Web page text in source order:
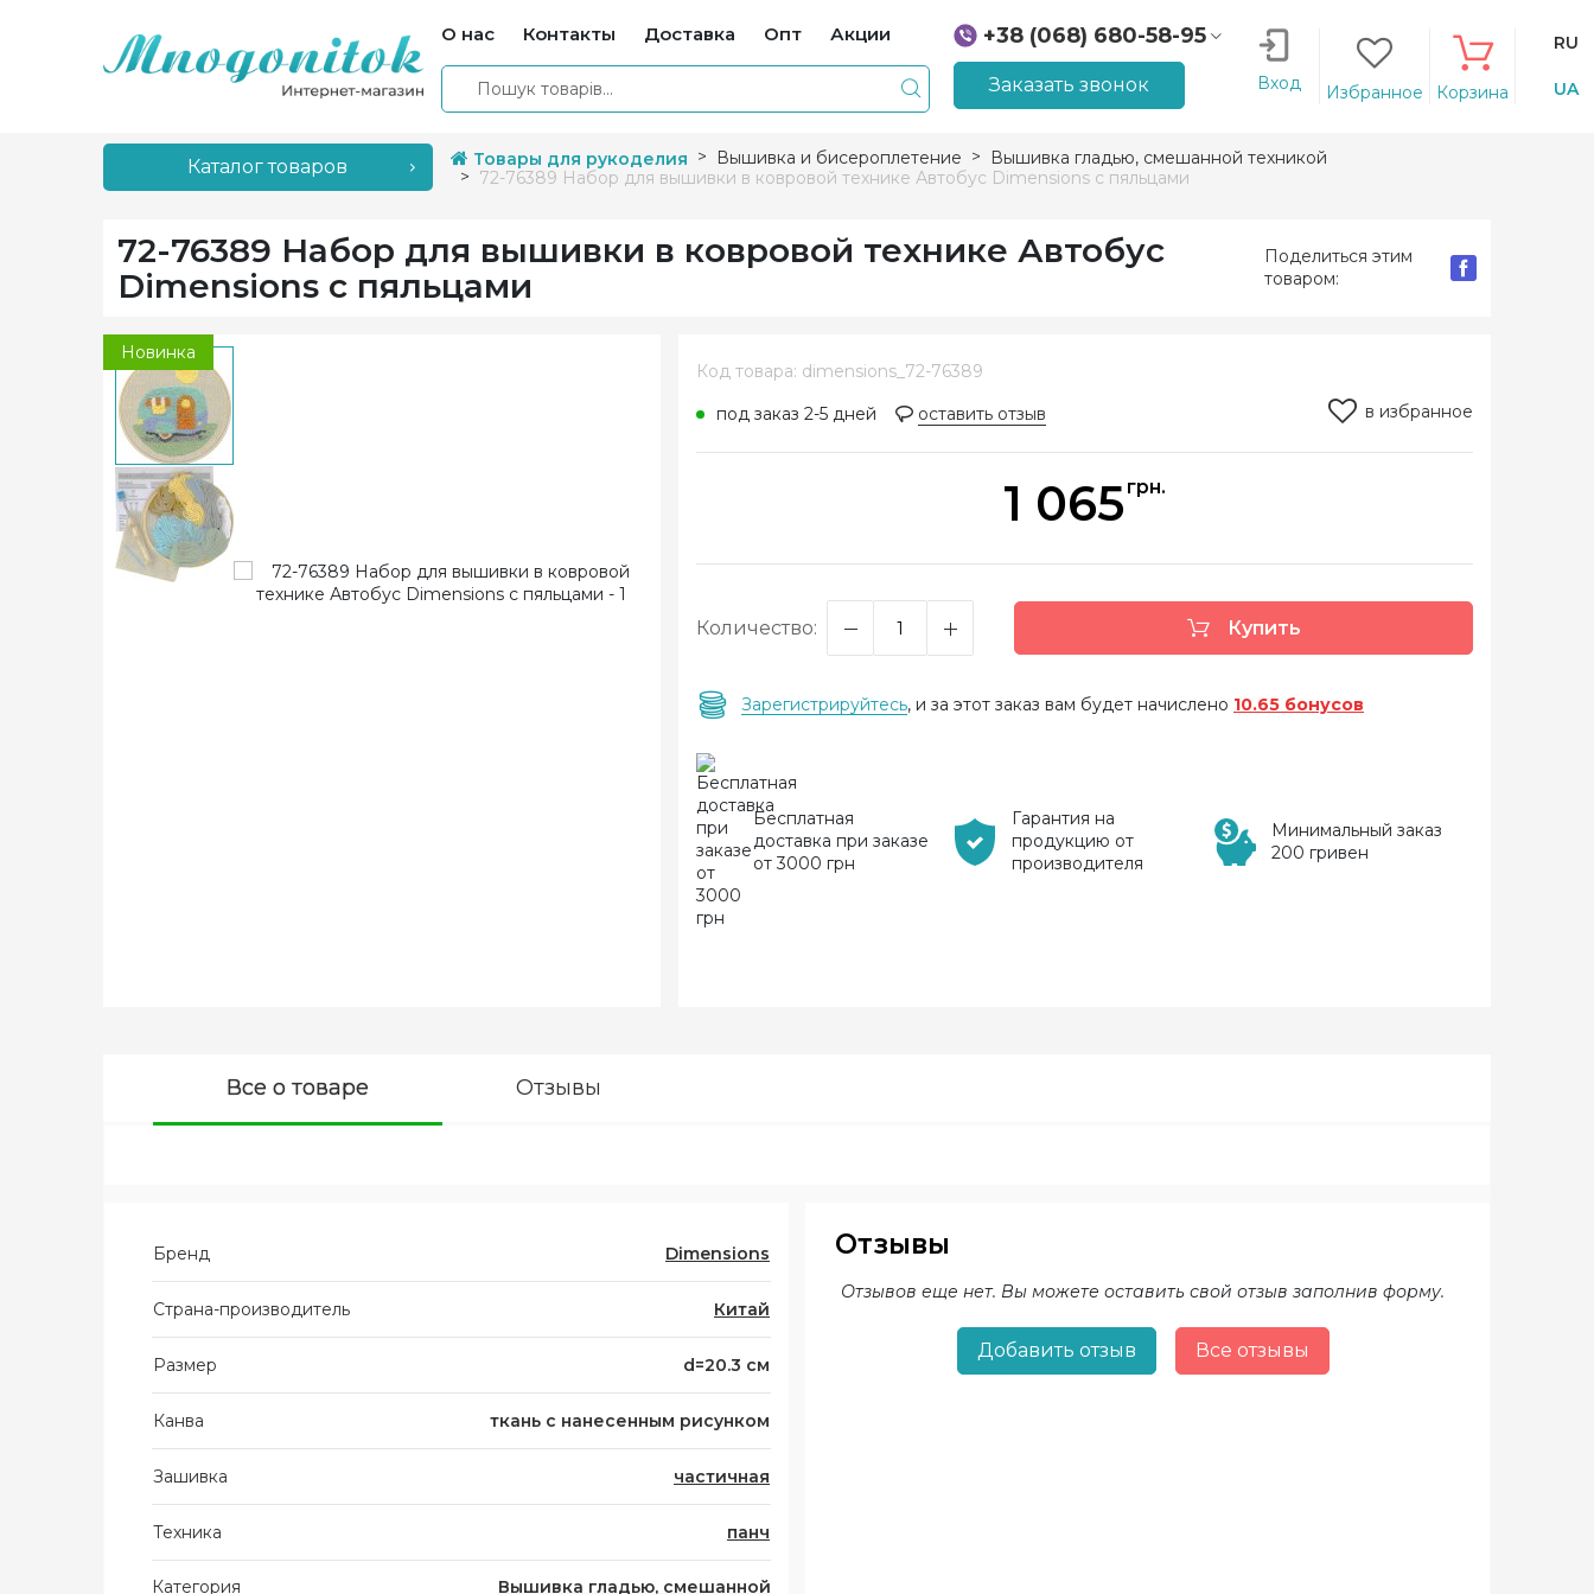
О нас Контакты Доставка Опт Акции
+38 (068) 680-58-95
+38 (066) 207-14-90
Заказать звонок Вход Избранное Корзина
RU
UA
Каталог товаров Товары для рукоделия Вышивка и бисероплетение
Вышивка гладью, смешанной техникой
72-76389 Набор для вышивки в ковровой технике Автобус Dimensions с пяльцами
72-76389 Набор для вышивки в ковровой технике Автобус
Dimensions с пяльцами
Поделиться этим
товаром:
Новинка
Код товара: dimensions_72-76389
под заказ 2-5 дней
оставить отзыв в избранное
1 065 грн.
Количество: Купить
Зарегистрируйтесь, и за этот заказ вам будет начислено 10.65 бонусов
Бесплатная
доставка при заказе
от 3000 грн
Гарантия на
продукцию от
производителя
Минимальный заказ
200 гривен
Все о товаре Отзывы
Бренд Dimensions
Страна-производитель Китай
Размер d=20.3 см
Канва ткань с нанесенным рисунком
Зашивка частичная
Техника панч
Категория
Вышивка гладью, смешанной
Отзывы
Отзывов еще нет. Вы можете оставить свой отзыв заполнив форму.
Добавить отзыв Все отзывы